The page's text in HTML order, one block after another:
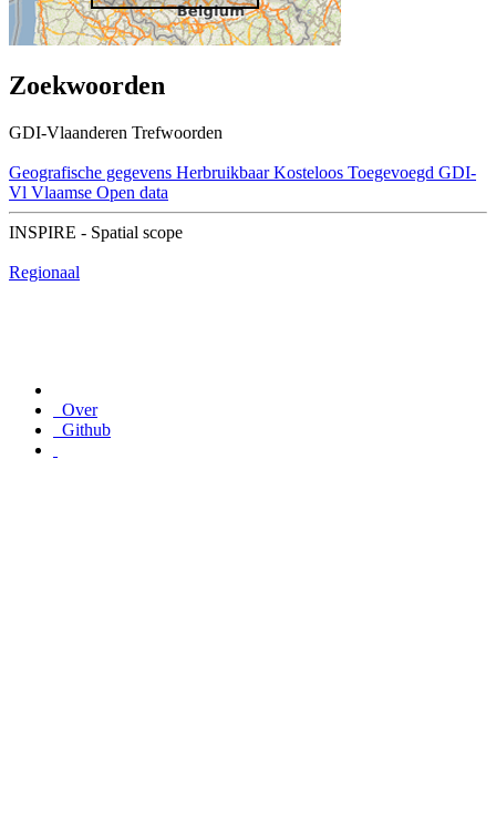
Zoekwoorden
GDI-Vlaanderen Trefwoorden
Geografische gegevens Herbruikbaar Kosteloos Toegevoegd GDI-
Vl Vlaamse Open data
INSPIRE - Spatial scope
Regionaal
Over
Github